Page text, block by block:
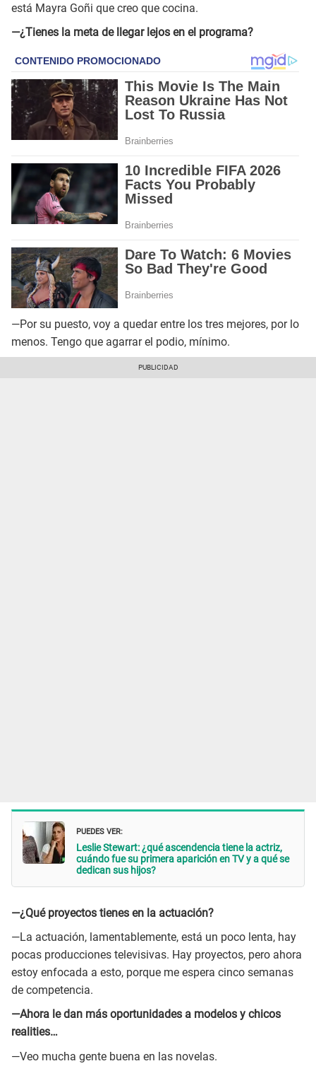
está Mayra Goñi que creo que cocina.
—¿Tienes la meta de llegar lejos en el programa?
—Por su puesto, voy a quedar entre los tres mejores, por lo
menos. Tengo que agarrar el podio, mínimo.
PUEDES VER:
Leslie Stewart: ¿qué ascendencia tiene la actriz,
cuándo fue su primera aparición en TV y a qué se
dedican sus hijos?
—¿Qué proyectos tienes en la actuación?
—La actuación, lamentablemente, está un poco lenta, hay
pocas producciones televisivas. Hay proyectos, pero ahora
estoy enfocada a esto, porque me espera cinco semanas
de competencia.
—Ahora le dan más oportunidades a modelos y chicos
realities…
—Veo mucha gente buena en las novelas.